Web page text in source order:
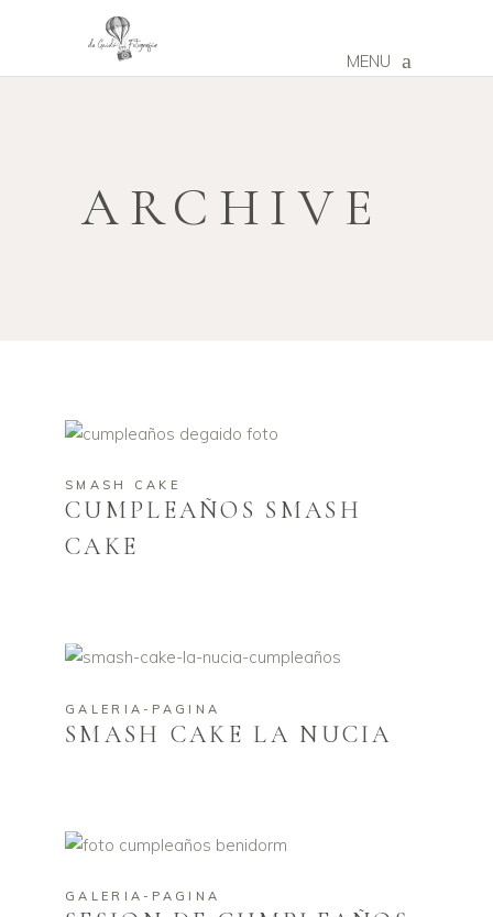
MENU
ARCHIVE
SMASH CAKE
CUMPLEAÑOS SMASH
CAKE
GALERIA-PAGINA
SMASH CAKE LA NUCIA
GALERIA-PAGINA